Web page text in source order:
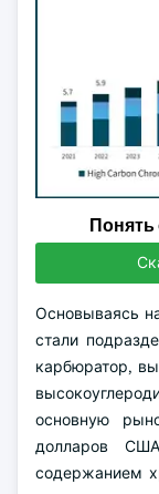
Основываясь
стали
карбюратор,
основную
долларов
содержанием